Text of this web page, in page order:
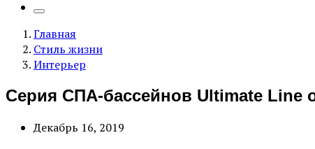
Главная
Стиль жизни
Интерьер
Серия СПА-бассейнов Ultimate Line
Декабрь 16, 2019